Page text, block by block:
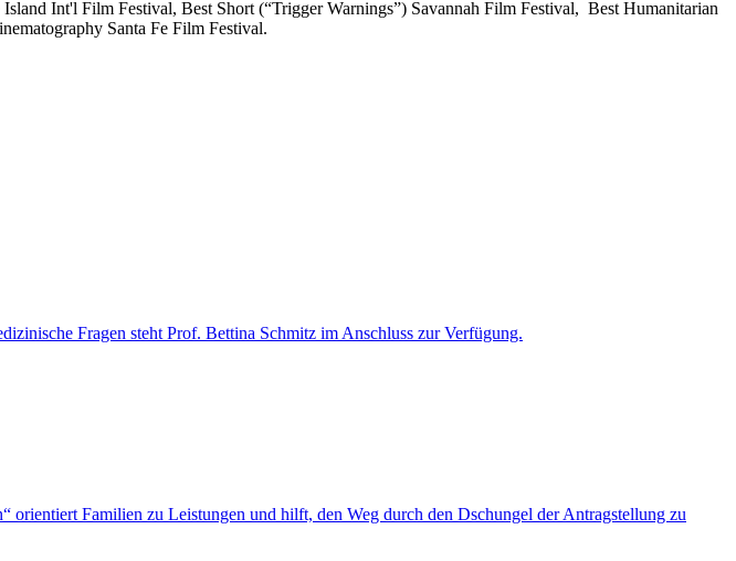
Int'l Film Festival, Best Short (“Trigger Warnings”) Savannah Film Festival, Best Humanitarian
Santa Fe Film Festival.
Fragen steht Prof. Bettina Schmitz im Anschluss zur Verfügung.
Familien zu Leistungen und hilft, den Weg durch den Dschungel der Antragstellung zu